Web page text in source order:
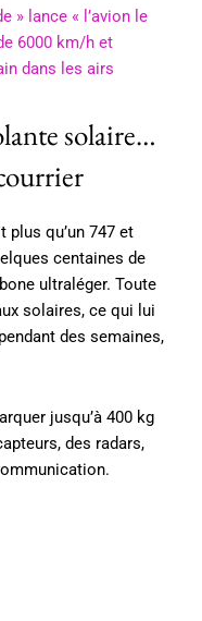
» lance « l’avion le
6000 km/h et
dans les airs
solaire…
plus qu’un 747 et
centaines de
ultraléger. Toute
solaires, ce qui lui
des semaines,
jusqu’à 400 kg
des radars,